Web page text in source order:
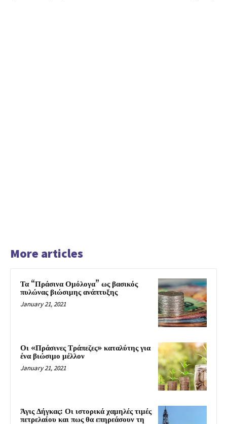
More articles
Τα “Πράσινα Ομόλογα” ως βασικός
πυλώνας βιώσιμης ανάπτυξης
January 21, 2021
Οι «Πράσινες Τράπεζες» καταλύτης για
ένα βιώσιμο μέλλον
January 21, 2021
Άγις Δήγκας: Οι ιστορικά χαμηλές τιμές
πετρελαίου και πως θα επηρεάσουν τη